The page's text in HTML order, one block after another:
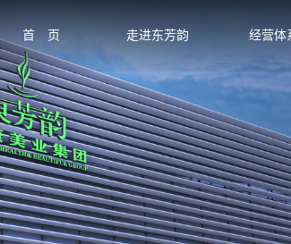
首 页 走进东芳韵 经营体